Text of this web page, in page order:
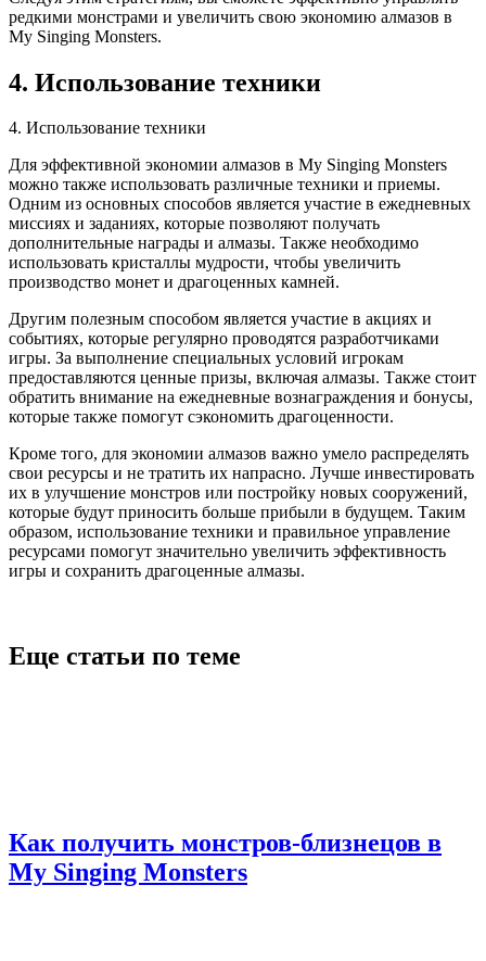
редкими монстрами и увеличить свою экономию алмазов в
My Singing Monsters.
4. Использование техники
4. Использование техники
Для эффективной экономии алмазов в My Singing Monsters
можно также использовать различные техники и приемы.
Одним из основных способов является участие в ежедневных
миссиях и заданиях, которые позволяют получать
дополнительные награды и алмазы. Также необходимо
использовать кристаллы мудрости, чтобы увеличить
производство монет и драгоценных камней.
Другим полезным способом является участие в акциях и
событиях, которые регулярно проводятся разработчиками
игры. За выполнение специальных условий игрокам
предоставляются ценные призы, включая алмазы. Также стоит
обратить внимание на ежедневные вознаграждения и бонусы,
которые также помогут сэкономить драгоценности.
Кроме того, для экономии алмазов важно умело распределять
свои ресурсы и не тратить их напрасно. Лучше инвестировать
их в улучшение монстров или постройку новых сооружений,
которые будут приносить больше прибыли в будущем. Таким
образом, использование техники и правильное управление
ресурсами помогут значительно увеличить эффективность
игры и сохранить драгоценные алмазы.
Еще статьи по теме
Как получить монстров-близнецов в
My Singing Monsters